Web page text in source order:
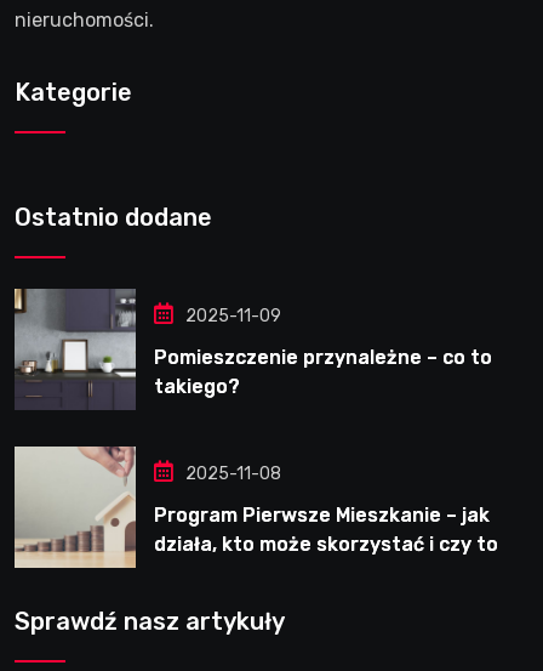
nieruchomości.
Kategorie
Ostatnio dodane
2025-11-09
Pomieszczenie przynależne – co to
takiego?
2025-11-08
Program Pierwsze Mieszkanie – jak
działa, kto może skorzystać i czy to
Sprawdź nasz artykuły